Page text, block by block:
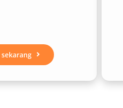
sekarang